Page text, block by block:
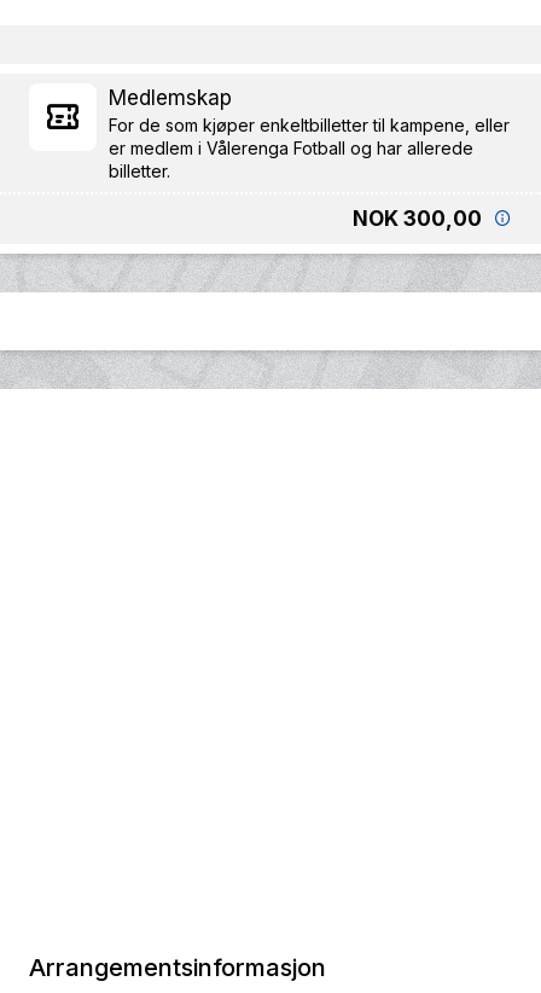
Medlemskap
For de som kjøper enkeltbilletter til kampene, eller
er medlem i Vålerenga Fotball og har allerede
billetter.
NOK 300,00
Arrangementsinformasjon